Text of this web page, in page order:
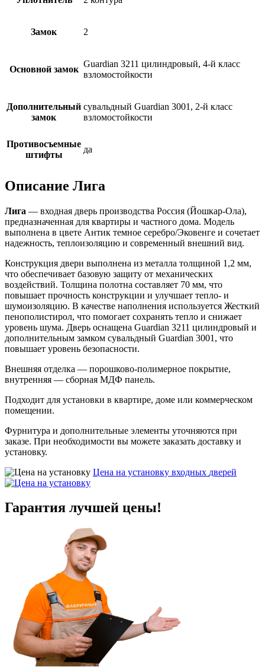
Замок 2
Основной замок
Guardian 3211 цилиндровый, 4-й класс
взломостойкости
Дополнительный
замок
сувальдный Guardian 3001, 2-й класс
взломостойкости
Противосъемные
штифты
да
Описание Лига
Лига — входная дверь производства Россия (Йошкар-Ола),
предназначенная для квартиры и частного дома. Модель
выполнена в цвете Антик темное серебро/Эковенге и сочетает
надежность, теплоизоляцию и современный внешний вид.
Конструкция двери выполнена из металла толщиной 1,2 мм,
что обеспечивает базовую защиту от механических
воздействий. Толщина полотна составляет 70 мм, что
повышает прочность конструкции и улучшает тепло- и
шумоизоляцию. В качестве наполнения используется Жесткий
пенополистирол, что помогает сохранять тепло и снижает
уровень шума. Дверь оснащена Guardian 3211 цилиндровый и
дополнительным замком сувальдный Guardian 3001, что
повышает уровень безопасности.
Внешняя отделка — порошково-полимерное покрытие,
внутренняя — сборная МДФ панель.
Подходит для установки в квартире, доме или коммерческом
помещении.
Фурнитура и дополнительные элементы уточняются при
заказе. При необходимости вы можете заказать доставку и
установку.
Цена на установку входных дверей
Гарантия лучшей цены!